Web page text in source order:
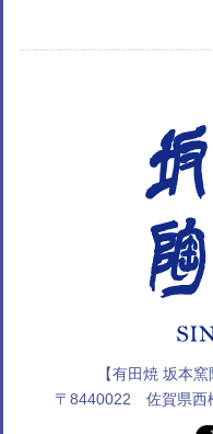
【有田焼 坂本
〒8440022 佐賀県西